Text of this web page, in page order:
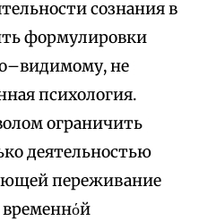
сознания в
формулировки
не
психология.
ограничить
деятельностью
переживание
временнόй